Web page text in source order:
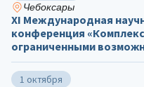
Чебоксары
ХΙ Международная
конференция
ограниченными
1 октября